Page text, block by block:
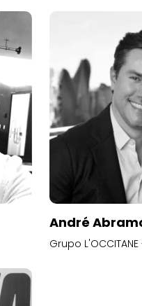
André
Grupo